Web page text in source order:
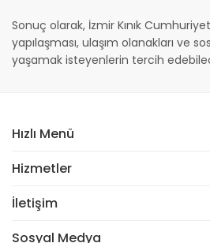
Sonuç olarak, İzmir Kınık
yapılaşması, ulaşım olanakları ve
yaşamak isteyenlerin tercih
Hızlı Menü
Hizmetler
İletişim
Sosyal Medya